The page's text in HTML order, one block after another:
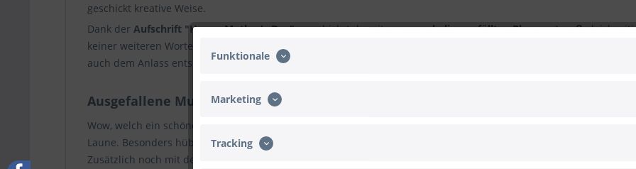
geschickt kreative Weise.
Dank der Aufschrift "Happy Mother's Day"verschickst du mit unseremheliumgefüllten Blumenstrauß
keiner weiteren Worte bedarf. Sofern du deiner Mama dennoch ein paar eigene Worte mit auf den Weg geben
auch dem Anlass entsprechendeGrußkarten
Ausgefallene Muttertagsgeschenke aus dem Ballonpaket
Wow, welch ein schöner Anblick unser hübscher Strauß aber auch ist. Die fantasievolle Zusammenstellung
Laune. Besonders hübsch wird die Geschenkidee
durch den Gedanken, dass die Blumen zu einem Strauß
Zusätzlich noch mit dem
Funktionale
Marketing
Tracking